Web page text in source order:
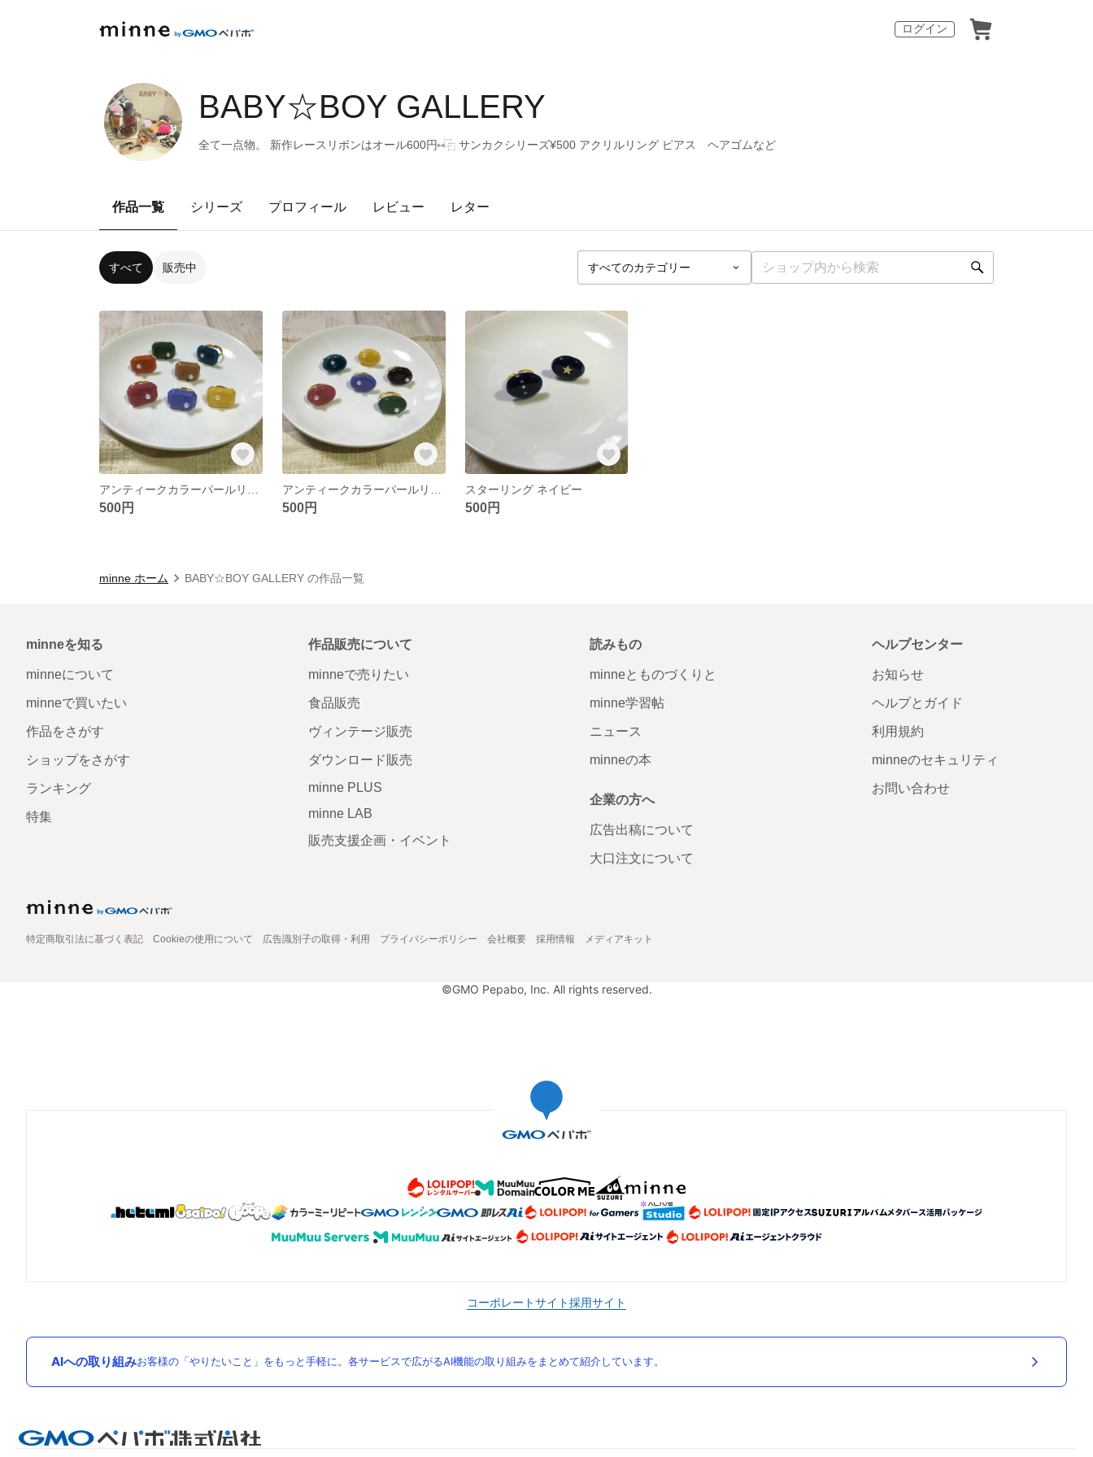
ログイン
BABY☆BOY GALLERY
全て一点物。 新作レースリボンはオール600円⑅⿻ サンカクシリーズ¥500 アクリルリング ピアス ヘアゴムなど
作品一覧 シリーズ プロフィール レビュー レター
すべて 販売中
500円 500円
スターリング ネイビー
500円
minne ホーム BABY☆BOY GALLERY の作品一覧
minneを知る
minneについて
minneで買いたい
作品をさがす
ショップをさがす
ランキング
特集
作品販売について
minneで売りたい
食品販売
ヴィンテージ販売
ダウンロード販売
minne PLUS
minne LAB
販売支援企画・イベント
読みもの
minneとものづくりと
minne学習帖
ニュース
minneの本
企業の方へ
広告出稿について
大口注文について
ヘルプセンター
お知らせ
ヘルプとガイド
利用規約
minneのセキュリティ
お問い合わせ
特定商取引法に基づく表記 Cookieの使用について 広告識別子の取得・利用 プライバシーポリシー 会社概要 採用情報 メディアキット
©GMO Pepabo, Inc. All rights reserved.
コーポレートサイト採用サイト
AIへの取り組みお客様の「やりたいこと」をもっと手軽に。各サービスで広がるAI機能の取り組みをまとめて紹介しています。